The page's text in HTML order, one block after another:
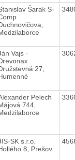
Šarak S-
Vajs -
27,
Pelech
744,
SK s.r.o.
8, Prešov